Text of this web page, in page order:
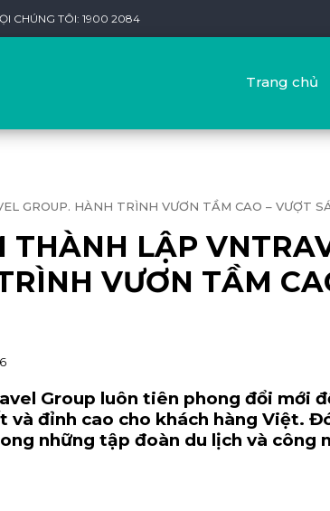
CHÚNG TÔI: 1900 2084
Trang chủ
GROUP. HÀNH TRÌNH VƯƠN TẦM CAO – VƯỢT
THÀNH LẬP
VƯƠN TẦM
Group luôn tiên phong đổi mới
và đỉnh cao cho khách hàng Việt.
những tập đoàn du lịch và công